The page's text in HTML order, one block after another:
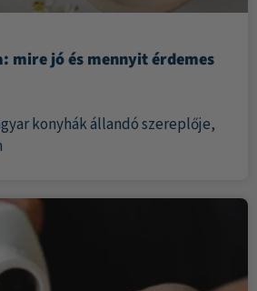
mire jó és mennyit érdemes
konyhák állandó szereplője,